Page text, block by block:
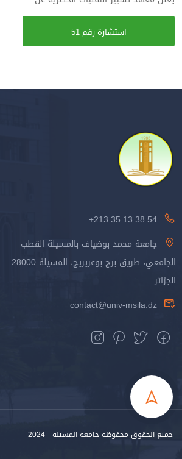
استشارة رقم 51
213.35.13.38.54+
جامعة محمد بوضياف بالمسيلة القطب
الجامعي، طريق برج بوعريريج، المسيلة 28000
الجزائر
contact@univ-msila.dz
جميع الحقوق محفوظة جامعة المسيلة - 2024